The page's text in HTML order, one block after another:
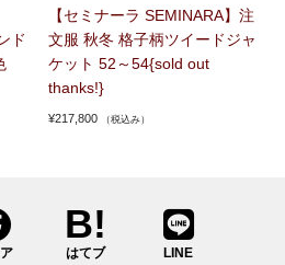
ド
【セミナーラ SEMINARA】注
文服 秋冬 格子柄ツイードジャ
ケット 52～54{sold out
thanks!}
¥217,800 （税込み）
はてブ LINE